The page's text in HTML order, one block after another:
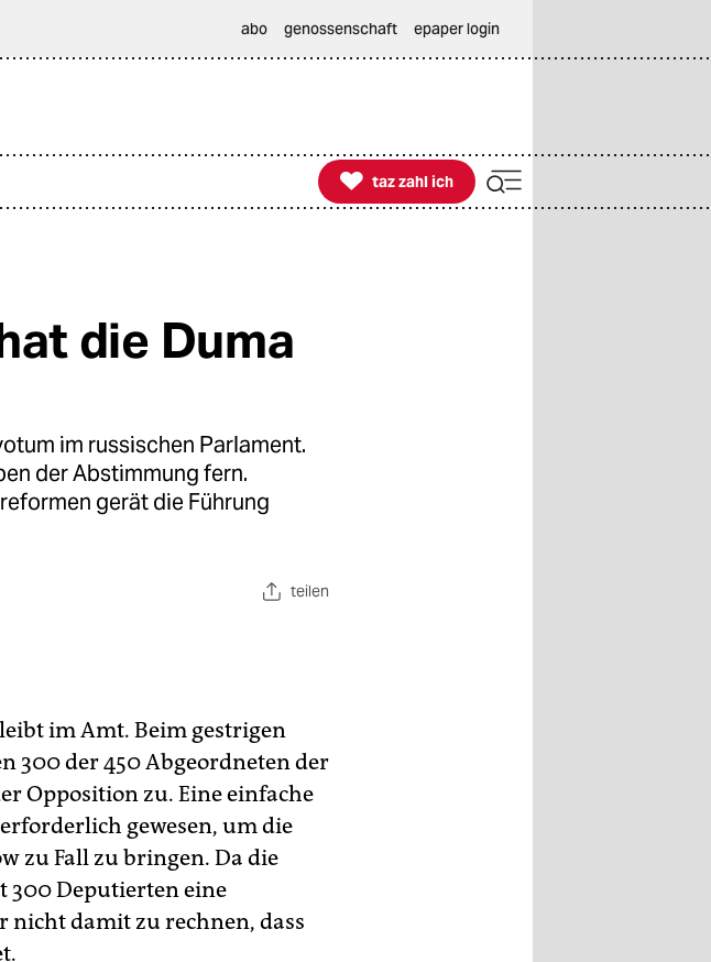
abo genossenschaft epaper login

taz zahl ich
taz zahl ich
die Duma
im russischen Parlament.
der Abstimmung fern.
gerät die Führung
teilen
im Amt. Beim gestrigen
300 der 450 Abgeordneten der
Opposition zu. Eine einfache
gewesen, um die
zu Fall zu bringen. Da die
300 Deputierten eine
nicht damit zu rechnen, dass